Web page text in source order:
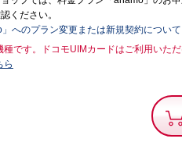
ください。
へのプラン変更または新規契約について
です。ドコモUIMカードはご利用いただ
ら